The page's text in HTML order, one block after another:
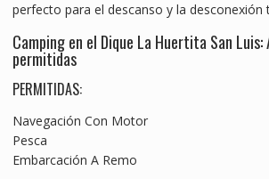
perfecto para el descanso y la desconexión
Camping en el Dique La Huertita San
permitidas
PERMITIDAS:
Navegación Con Motor
Pesca
Embarcación A Remo